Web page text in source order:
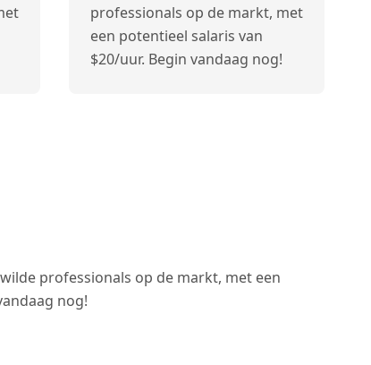
professionals op de markt, met
een potentieel salaris van
$20/uur. Begin vandaag nog!
professionals op de markt, met een
nog!